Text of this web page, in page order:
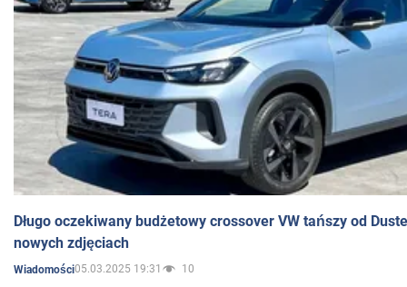
Długo oczekiwany budżetowy crossover VW tańszy od
nowych zdjęciach
Wiadomości05.03.2025 19:31 10